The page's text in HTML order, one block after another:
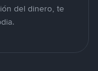
del dinero, te